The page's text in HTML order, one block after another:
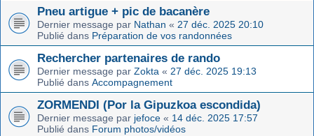
Pneu artigue + pic de bacanère
Dernier message par Nathan « 27 déc. 2025 20:10
Publié dans Préparation de vos randonnées
Rechercher partenaires de rando
Dernier message par Zokta « 27 déc. 2025 19:13
Publié dans Accompagnement
ZORMENDI (Por la Gipuzkoa escondida)
Dernier message par jefoce « 14 déc. 2025 17:57
Publié dans Forum photos/vidéos